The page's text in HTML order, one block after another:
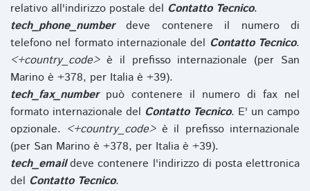
relativo all'indirizzo postale del Contatto Tecnico.
tech_phone_numberdeve contenere il numero di
telefono nel formato internazionale del Contatto Tecnico.
<+country_code>è il prefisso internazionale (per San
Marino è +378, per Italia è +39).
tech_fax_numberpuò contenere il numero di fax nel
formato internazionale del Contatto Tecnico. E' un campo
opzionale. <+country_code>è il prefisso internazionale
(per San Marino è +378, per Italia è +39).
tech_emaildeve contenere l'indirizzo di posta elettronica
del Contatto Tecnico.